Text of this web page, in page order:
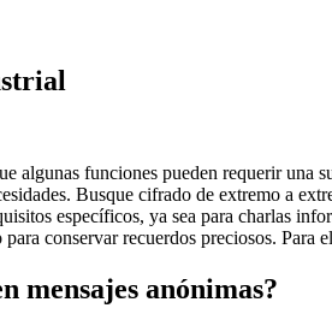
algunas funciones pueden requerir
Busque cifrado de extremo a
específicos, ya sea para charlas
conservar recuerdos preciosos.
mensajes anónimas?